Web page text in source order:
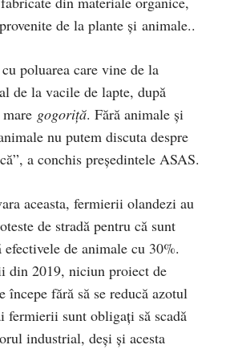
de la plante și animale..
poluarea care vine de la
de la vacile de lapte, după
gogoriță. Fără animale și
nu putem discuta despre
a conchis președintele ASAS.
aceasta, fermierii olandezi au
de stradă pentru că sunt
de animale cu 30%.
din 2019, niciun proiect de
începe fără să se reducă azotul
fermierii sunt obligați să scadă
industrial, deși și acesta